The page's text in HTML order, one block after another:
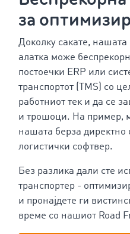
за
Доколку сакате,
алатка може
постоечки ERP или
транспортот (TMS) со
работниот тек и да се
и трошоци. На пример,
нашата берза директно
логистички софтвер.
Без разлика дали сте
транспортер -
и пронајдете ги
време со нашиот Road